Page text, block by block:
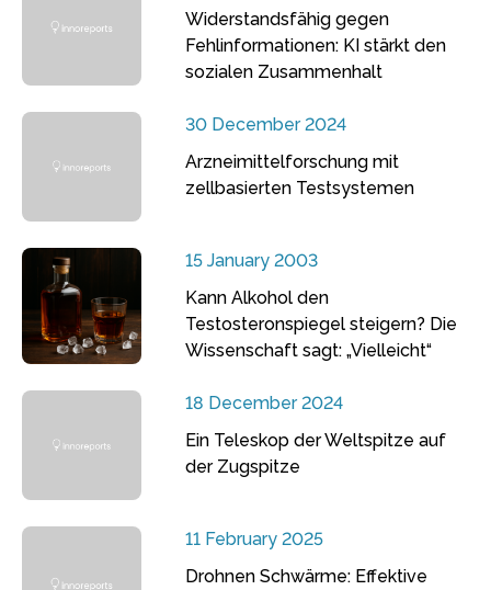
Widerstandsfähig gegen
Fehlinformationen: KI stärkt den
sozialen Zusammenhalt
30 December 2024
Arzneimittelforschung mit
zellbasierten Testsystemen
15 January 2003
Kann Alkohol den
Testosteronspiegel steigern? Die
Wissenschaft sagt: „Vielleicht“
18 December 2024
Ein Teleskop der Weltspitze auf
der Zugspitze
11 February 2025
Drohnen Schwärme: Effektive